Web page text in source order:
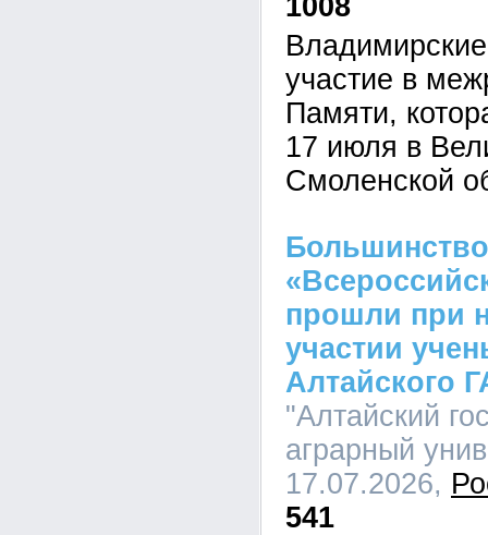
1008
участие в
Памяти,
17 июля в
Смоленской
прошли при
участии
Алтайского
"Алтайский
аграрный
17.07.2026,
541